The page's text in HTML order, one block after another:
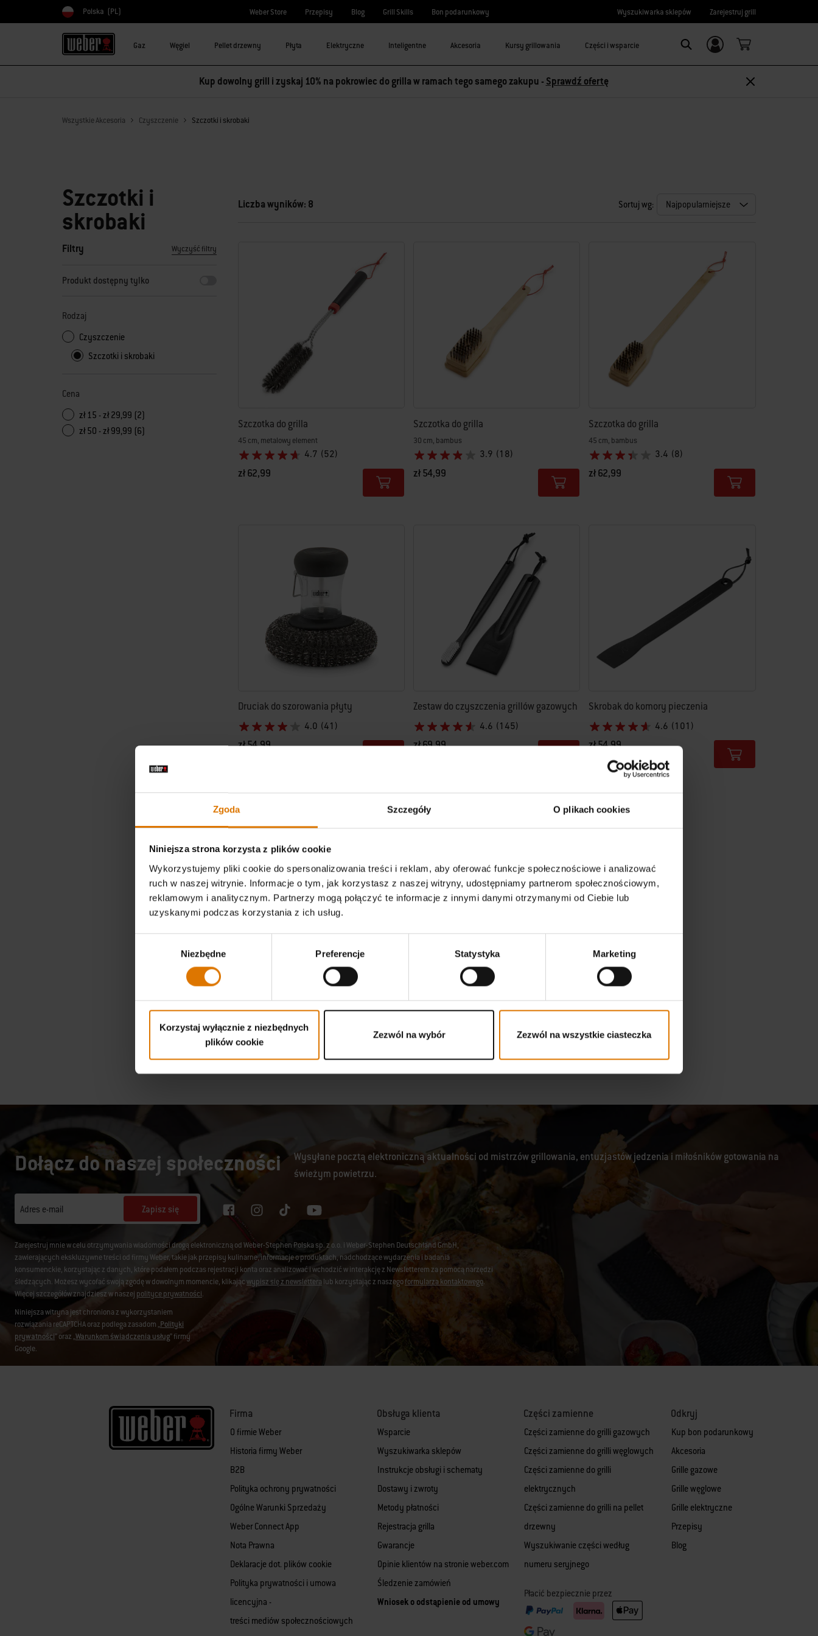
Zgoda Szczegóły O plikach cookies
Niniejsza strona korzysta z plików cookie
Wykorzystujemy pliki cookie do spersonalizowania treści i reklam, aby oferować funkcje społecznościowe i analizować
ruch w naszej witrynie. Informacje o tym, jak korzystasz z naszej witryny, udostępniamy partnerom społecznościowym,
reklamowym i analitycznym. Partnerzy mogą połączyć te informacje z innymi danymi otrzymanymi od Ciebie lub
uzyskanymi podczas korzystania z ich usług.
Niezbędne Preferencje Statystyka Marketing
Korzystaj wyłącznie z niezbędnych
plików cookie
Zezwól na wybór Zezwól na wszystkie ciasteczka
Wybierz kraj
Polska (PL) Weber Store Przepisy Blog Grill Skills Bon podarunkowy Wyszukiwarka sklepów Zarejestruj grill
Gaz Węgiel Pellet drzewny Płyta Elektryczne Inteligentne Akcesoria Kursy grillowania Części i wsparcie
Logowanie/
rejestracja
Kup dowolny grill i zyskaj 10% na pokrowiec do grilla w ramach tego samego zakupu - Sprawdź ofertę
Wszystkie Akcesoria Czyszczenie Szczotki i skrobaki
Szczotki i
skrobaki
Filtry
Po wybraniu jednego z filtrów strona wyników zostanie odświeżona.
Wyczyść filtry
Produkt dostępny tylko
Rodzaj
Czyszczenie
Szczotki i skrobaki
Cena
zł 15 - zł 29,99 (2)
zł 50 - zł 99,99 (6)
Liczba wyników: 8 Sortuj wg:
Szczotka do grilla
45 cm, metalowy element
4.7 (52)
zł 62,99
Szczotka do grilla
30 cm, bambus
3.9 (18)
zł 54,99
Szczotka do grilla
45 cm, bambus
3.4 (8)
zł 62,99
Druciak do szorowania płyty
4.0 (41)
zł 54,99
Zestaw do czyszczenia grillów gazowych
4.6 (145)
zł 69,99
Skrobak do komory pieczenia
4.6 (101)
zł 54,99
Color Options
4.3 (146)
Color Options
Ściereczka z mikrofibry
4.6 (78)
Color Options
Dołącz do naszej społeczności
Wysyłane pocztą elektroniczną aktualności od mistrzów grillowania, entuzjastów jedzenia i miłośników gotowania na
świeżym powietrzu.
Adres e-mail Zapisz się
Zarejestruj mnie w celu otrzymywania wiadomości drogą elektroniczną od Weber-Stephen Polska sp. z o.o. i Weber-Stephen Deutschland GmbH,
zawierających ekskluzywne treści od firmy Weber, takie jak przepisy kulinarne, informacje o produktach, nadchodzące wydarzenia i badania
konsumenckie, korzystając z danych, które podałem podczas rejestracji konta oraz analizować i wchodzić w interakcję z Newsletterem za pomocą narzędzi
śledzących. Możesz wycofać swoją zgodę w dowolnym momencie, klikającwypisz się z newslettera lub korzystając z naszegoformularza kontaktowego.
Więcej szczegółów znajdziesz w naszej polityce prywatności.
Niniejsza witryna jest chroniona z wykorzystaniem
rozwiązania reCAPTCHA oraz podlega zasadom „Polityki
prywatności” oraz „Warunkom świadczenia usług” firmy
Google.
Firma
O firmie Weber
Historia firmy Weber
B2B
Polityka ochrony prywatności
Ogólne Warunki Sprzedaży
Weber Connect App
Nota Prawna
Deklaracje dot. plików cookie
Polityka prywatności i umowa
licencyjna -
treści mediów społecznościowych
Obsługa klienta
Wsparcie
Wyszukiwarka sklepów
Instrukcje obsługi i schematy
Dostawy i zwroty
Metody płatności
Rejestracja grilla
Gwarancje
Opinie klientów na stronie weber.com
Śledzenie zamówień
Wniosek o odstąpienie od umowy
Części zamienne
Części zamienne do grilli gazowych
Części zamienne do grilli węglowych
Części zamienne do grilli
elektrycznych
Części zamienne do grilli na pellet
drzewny
Wyszukiwanie części według
numeru seryjnego
Płacić bezpiecznie przez
Odkryj
Kup bon podarunkowy
Akcesoria
Grille gazowe
Grille węglowe
Grille elektryczne
Przepisy
Blog